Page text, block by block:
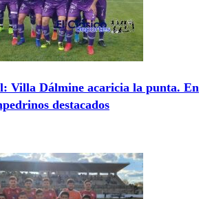
Villa Dálmine acaricia la punta. En
destacados